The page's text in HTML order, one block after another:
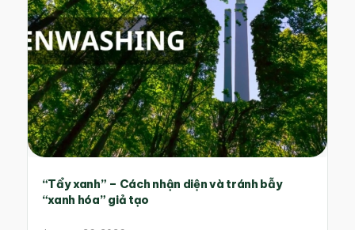
“Tẩy xanh” – Cách nhận diện và tránh bẫy
“xanh hóa” giả tạo